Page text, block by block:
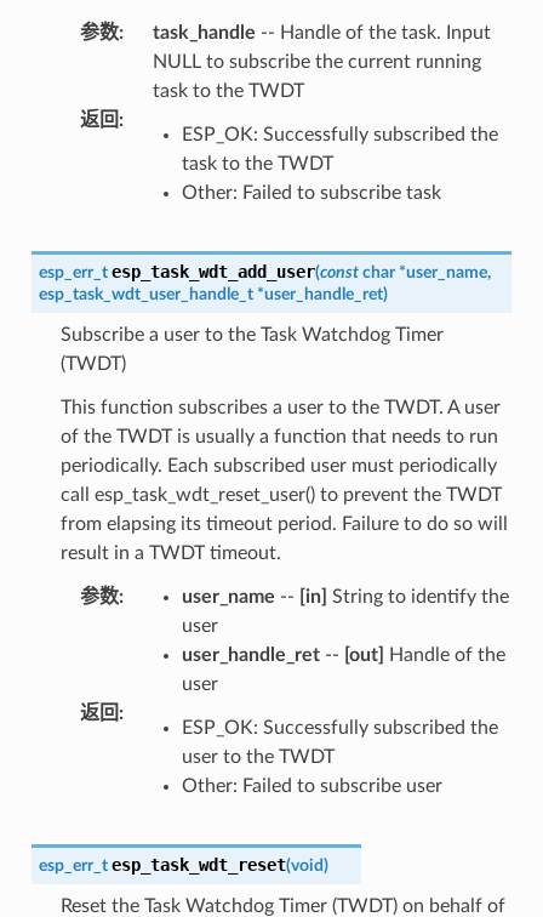
参数: task_handle -- Handle of the task. Input
NULL to subscribe the current running
task to the TWDT
返回 :
ESP_OK: Successfully subscribed the
task to the TWDT
Other: Failed to subscribe task
esp_err_t esp_task_wdt_add_user(const char *user_name,
esp_task_wdt_user_handle_t *user_handle_ret)
Subscribe a user to the Task Watchdog Timer
(TWDT)
This function subscribes a user to the TWDT. A user
of the TWDT is usually a function that needs to run
periodically. Each subscribed user must periodically
call esp_task_wdt_reset_user() to prevent the TWDT
from elapsing its timeout period. Failure to do so will
result in a TWDT timeout.
参数: user_name -- [in] String to identify the
user
user_handle_ret-- [out]
Handle of the
user
返回 :
ESP_OK: Successfully subscribed the
user to the TWDT
Other: Failed to subscribe user
esp_err_t esp_task_wdt_reset(void)
Reset the Task Watchdog Timer (TWDT) on behalf of